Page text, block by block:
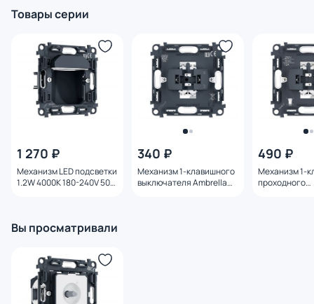
Товары серии
1 270 ₽
Механизм LED подсветки
1.2W 4000K 180-240V 50-
340 ₽
Механизм 1-клавишного
выключателя Ambrella
490 ₽
Механизм 1-
проходного
Вы просматривали